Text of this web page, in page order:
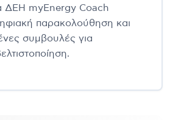
ΔΕΗ myEnergy Coach
παρακολούθηση και
συμβουλές για